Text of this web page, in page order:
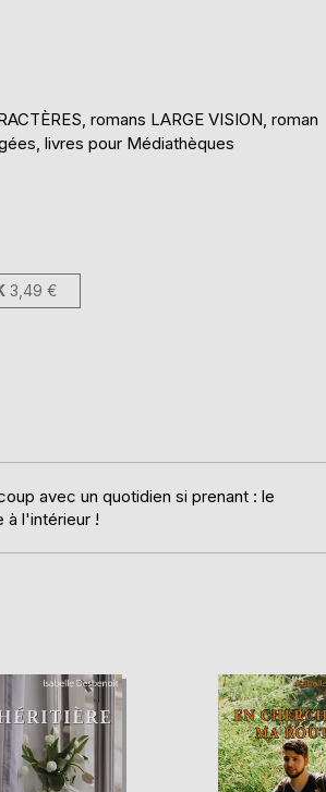
romans LARGE VISION, roman
livres pour Médiathèques
3,49 €
avec un quotidien si prenant : le
à l'intérieur !